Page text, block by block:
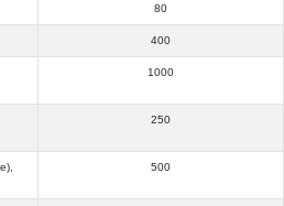
80
400
1000
250
500